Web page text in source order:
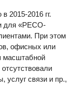
2015-2016 гг.
для «РЕСО-
При этом
офисных или
масштабной
услуг связи и пр.,